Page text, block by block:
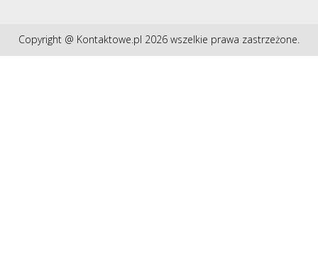
Copyright @ Kontaktowe.pl 2026 wszelkie prawa zastrzeżone.